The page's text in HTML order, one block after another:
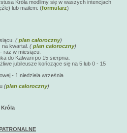
Króla modlimy się w waszych intencjach
lub mailem: (formularz)
(plan całoroczny)
kwartał. (plan całoroczny)
w miesiącu.
do Kalwarii po 15 sierpnia.
jubileusze kończące się na 5 lub 0 - 15
- 1 niedziela września.
(plan całoroczny)
Króla